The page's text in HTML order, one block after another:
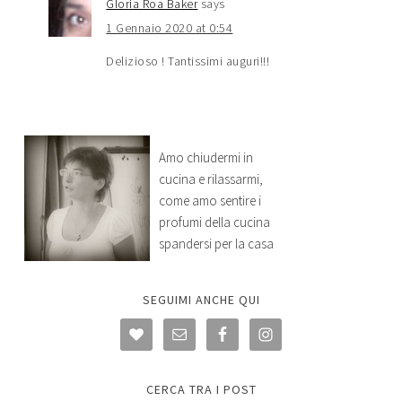
Gloria Roa Baker says
1 Gennaio 2020 at 0:54
Delizioso ! Tantissimi auguri!!!
Amo chiudermi in
cucina e rilassarmi,
come amo sentire i
profumi della cucina
spandersi per la casa
SEGUIMI ANCHE QUI
CERCA TRA I POST